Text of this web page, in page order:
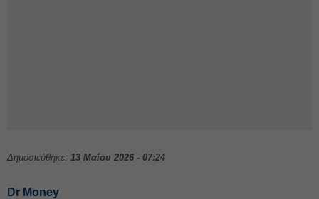
Δημοσιεύθηκε: 13 Μαΐου 2026 - 07:24
Dr Money